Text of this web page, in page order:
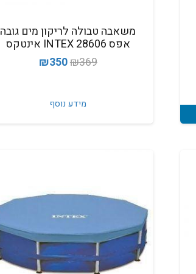
משאבה טבולה לריקון מים גובה
אפס INTEX 28606 אינטקס
₪369
המחיר
₪369.
₪350
מידע נוסף